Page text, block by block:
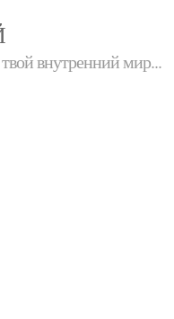
внутренний мир...